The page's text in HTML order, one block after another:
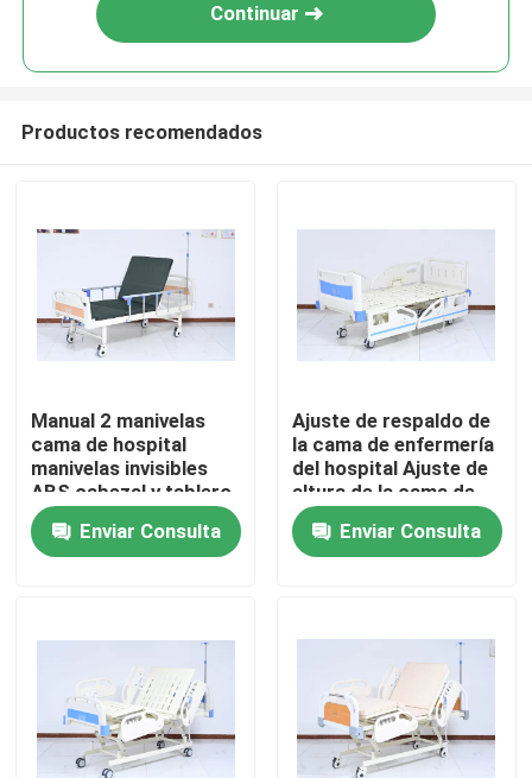
Hogar
Productos
Sobre nosotros
Éntrenos en contacto con
Noticias
Continuar
Productos recomendados
Manual 2 manivelas
cama de hospital
manivelas invisibles
ABS cabezal y tablero
de extremo con 5'
rollos silenciosos
médicos
Enviar Consulta
Ajuste de respaldo de
la cama de enfermería
del hospital Ajuste de
altura de la cama de
enfermería ABS
Enviar Consulta